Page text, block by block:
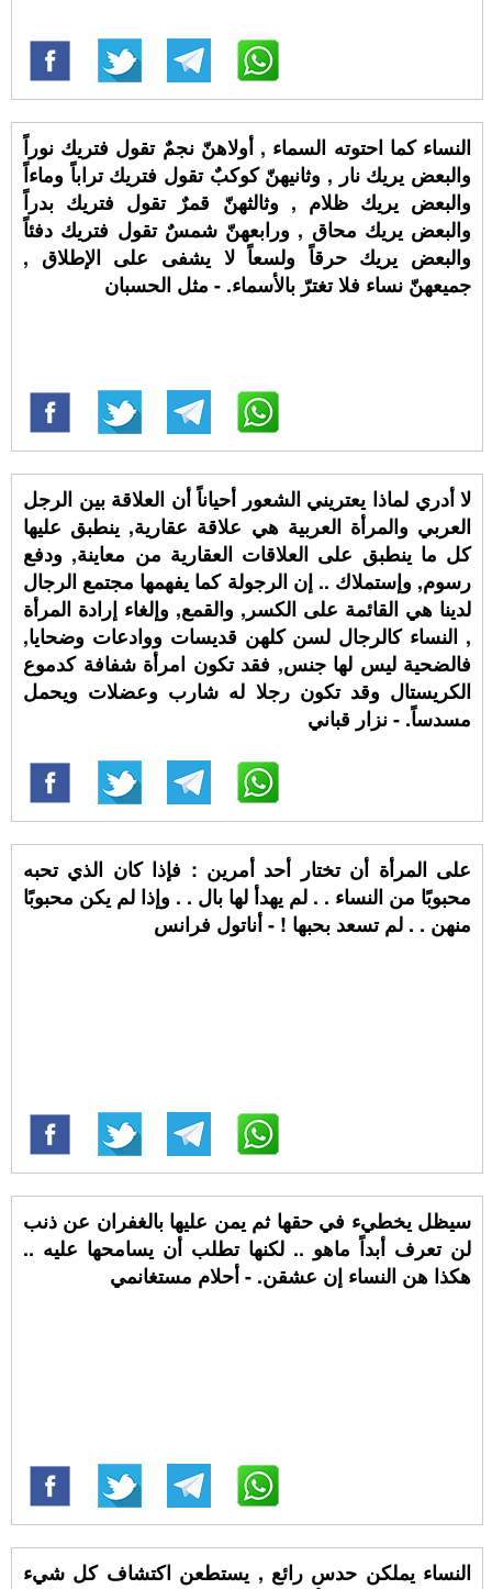
النساء كما احتوته السماء , أولاهنّ نجمٌ تقول فتريك نوراً
والبعض يريك نار , وثانيهنّ كوكبٌ تقول فتريك تراباً وماءاً
والبعض يريك ظلام , وثالثهنّ قمرٌ تقول فتريك بدراً
والبعض يريك محاق , ورابعهنّ شمسٌ تقول فتريك دفئاً
والبعض يريك حرقاً ولسعاً لا يشفى على الإطلاق ,
جميعهنّ نساء فلا تغترّ بالأسماء. - مثل الحسبان
لا أدري لماذا يعتريني الشعور أحياناً أن العلاقة بين الرجل
العربي والمرأة العربية هي علاقة عقارية, ينطبق عليها
كل ما ينطبق على العلاقات العقارية من معاينة, ودفع
رسوم, وإستملاك .. إن الرجولة كما يفهمها مجتمع الرجال
لدينا هي القائمة على الكسر, والقمع, وإلغاء إرادة المرأة
, النساء كالرجال لسن كلهن قديسات ووادعات وضحايا,
فالضحية ليس لها جنس, فقد تكون امرأة شفافة كدموع
الكريستال وقد تكون رجلا له شارب وعضلات ويحمل
مسدساً. - نزار قباني
على المرأة أن تختار أحد أمرين : فإذا كان الذي تحبه
محبوبًا من النساء . . لم يهدأ لها بال . . وإذا لم يكن محبوبًا
منهن . . لم تسعد بحبها ! - أناتول فرانس
سيظل يخطيء في حقها ثم يمن عليها بالغفران عن ذنب
لن تعرف أبداً ماهو .. لكنها تطلب أن يسامحها عليه ..
هكذا هن النساء إن عشقن. - أحلام مستغانمي
النساء يملكن حدس رائع , يستطعن اكتشاف كل شيء